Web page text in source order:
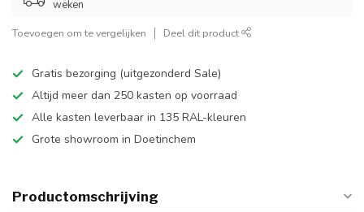
weken
Toevoegen om te vergelijken Deel dit product
Gratis bezorging (uitgezonderd Sale)
Altijd meer dan 250 kasten op voorraad
Alle kasten leverbaar in 135 RAL-kleuren
Grote showroom in Doetinchem
Productomschrijving